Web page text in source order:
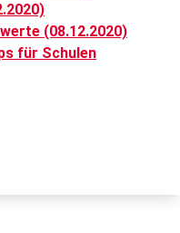
(08.12.2020)
für Schulen